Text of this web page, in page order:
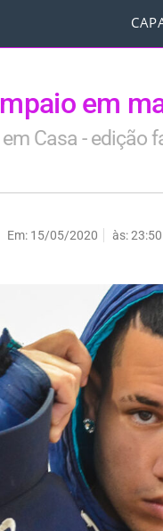
em
Casa - edição
Em: 15/05/2020 às:23:50